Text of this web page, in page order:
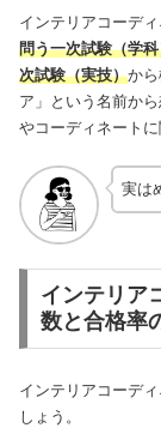
インテリアコーディ
問う一次試験（学
次試験（実技）か
ア」という名前か
やコーディネート
実は
インテリア
数と合格率
インテリアコーデ
しょう。